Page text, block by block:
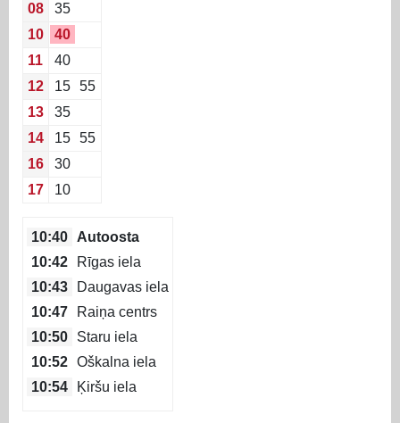
08
35
10
40
11
40
12
15 55
13
35
14
15 55
16
30
17
10
10:40
Autoosta
10:42
Rīgas iela
10:43
Daugavas iela
10:47
Raiņa centrs
10:50
Staru iela
10:52 Oškalna iela
10:54
Ķiršu iela